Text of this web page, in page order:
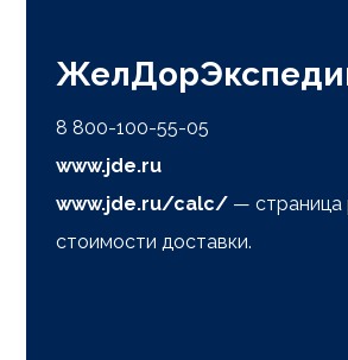
8 800-100-55-05
www.jde.ru
www.jde.ru/calc/ — страница
стоимости доставки.